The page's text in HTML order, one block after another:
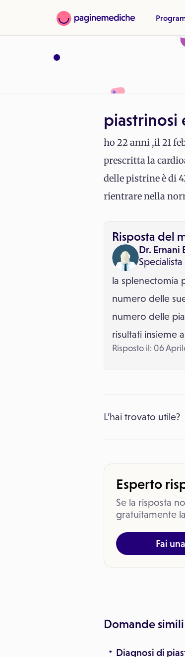
piastrinosi
ho 22 anni ,il 21
prescritta la
delle pistrine è di
rientrare nella
Risposta del
Dr. Ernani
Specialista
la splenectomia
numero delle
numero delle
risultati insieme
Risposto il: 06
L’hai trovato utile?
Esperto
Se la risposta
gratuitamente
Fai
Domande simili
Diagnosi di